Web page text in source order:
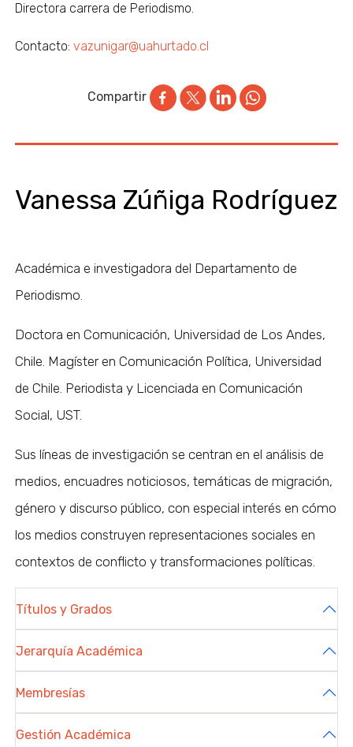
Directora carrera de Periodismo.
Contacto:vazunigar@uahurtado.cl
Compartir
Vanessa Zúñiga Rodríguez
Académica e investigadora del Departamento de
Periodismo.
Doctora en Comunicación, Universidad de Los Andes,
Chile. Magíster en Comunicación Política, Universidad
de Chile. Periodista y Licenciada en Comunicación
Social, UST.
Sus líneas de investigación se centran en el análisis de
medios, encuadres noticiosos, temáticas de migración,
género y discurso público, con especial interés en cómo
los medios construyen representaciones sociales en
contextos de conflicto y transformaciones políticas.
Títulos y Grados
Jerarquía Académica
Membresías
Gestión Académica